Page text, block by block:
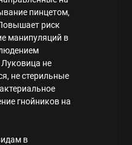
пинцетом,
риск
манипуляций в
не
не стерильные
гнойников на
в